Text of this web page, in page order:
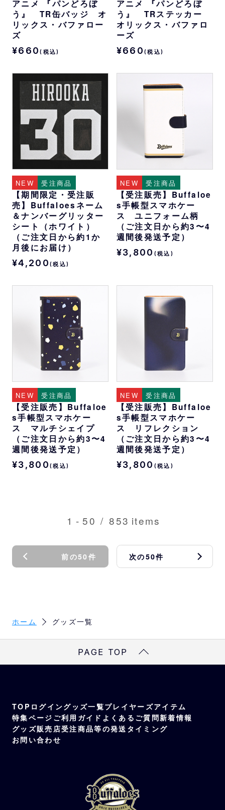
アニメ 『パンどろぼ
う』 TR缶バッジ オ
リックス・バファロー
ズ
¥660(税込)
アニメ 『パンどろぼ
う』 TRステッカー
オリックス・バファロ
ーズ
¥660(税込)
NEW 受注商品
【期間限定・受注販
売】Buffaloesネーム
＆ナンバーグリッター
シート（ホワイト）
（ご注文日から約1か
月後にお届け）
¥4,200 (税込)
NEW 受注商品
【受注販売】Buffaloe
s手帳型スマホケー
ス ユニフォーム柄
（ご注文日から約3〜4
週間後発送予定）
¥3,800 (税込)
NEW 受注商品
【受注販売】Buffaloe
s手帳型スマホケー
ス マルチシェイプ
（ご注文日から約3〜4
週間後発送予定）
¥3,800 (税込)
NEW 受注商品
【受注販売】Buffaloe
s手帳型スマホケー
ス リフレクション
（ご注文日から約3〜4
週間後発送予定）
¥3,800 (税込)
1 - 50 / 853 items
前の50件 次の50件
ホーム グッズ一覧
PAGE TOP
TOP ログイングッズ一覧プレイヤーズアイテム
特集ページ ご利用ガイド よくあるご質問新着情報
グッズ販売店受注商品等の発送タイミング
お問い合わせ